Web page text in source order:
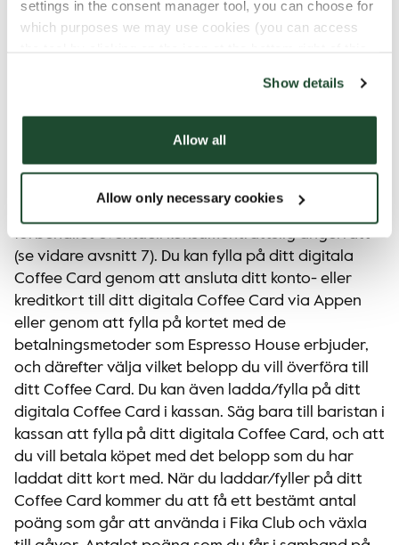
settings in the consent manager tool, you can choose for
which purposes we may use cookies (you can access
Show details
Allow all
Allow only necessary cookies
ditt digitala kort så att du vid ett senare tillfälle kan
använda beloppet på kortet för att betala dina
valuta som valutan på ditt Coffee Card (om att vi
det belopp som krediteras till ditt Coffee Card i
enlighet med den växlingskurs som vi vid var tid
tillämpar). Överföringen är oåterkallelig och du kan
inte ta ut beloppet som finns på ditt Coffee Card i
förbehållet eventuell konsumenträttslig ångerrätt
(se vidare avsnitt 7). Du kan fylla på ditt digitala
Coffee Card genom att ansluta ditt konto- eller
kreditkort till ditt digitala Coffee Card via Appen
eller genom att fylla på kortet med de
betalningsmetoder som Espresso House erbjuder,
och därefter välja vilket belopp du vill överföra till
ditt Coffee Card. Du kan även ladda/fylla på ditt
digitala Coffee Card i kassan. Säg bara till baristan i
kassan att fylla på ditt digitala Coffee Card, och att
du vill betala köpet med det belopp som du har
laddat ditt kort med. När du laddar/fyller på ditt
Coffee Card kommer du att få ett bestämt antal
poäng som går att använda i Fika Club och växla